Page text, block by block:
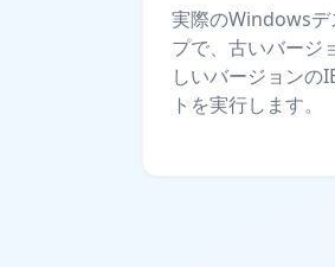
実際のWindowsデ
プで、古いバージ
しいバージョンの
トを実行します。